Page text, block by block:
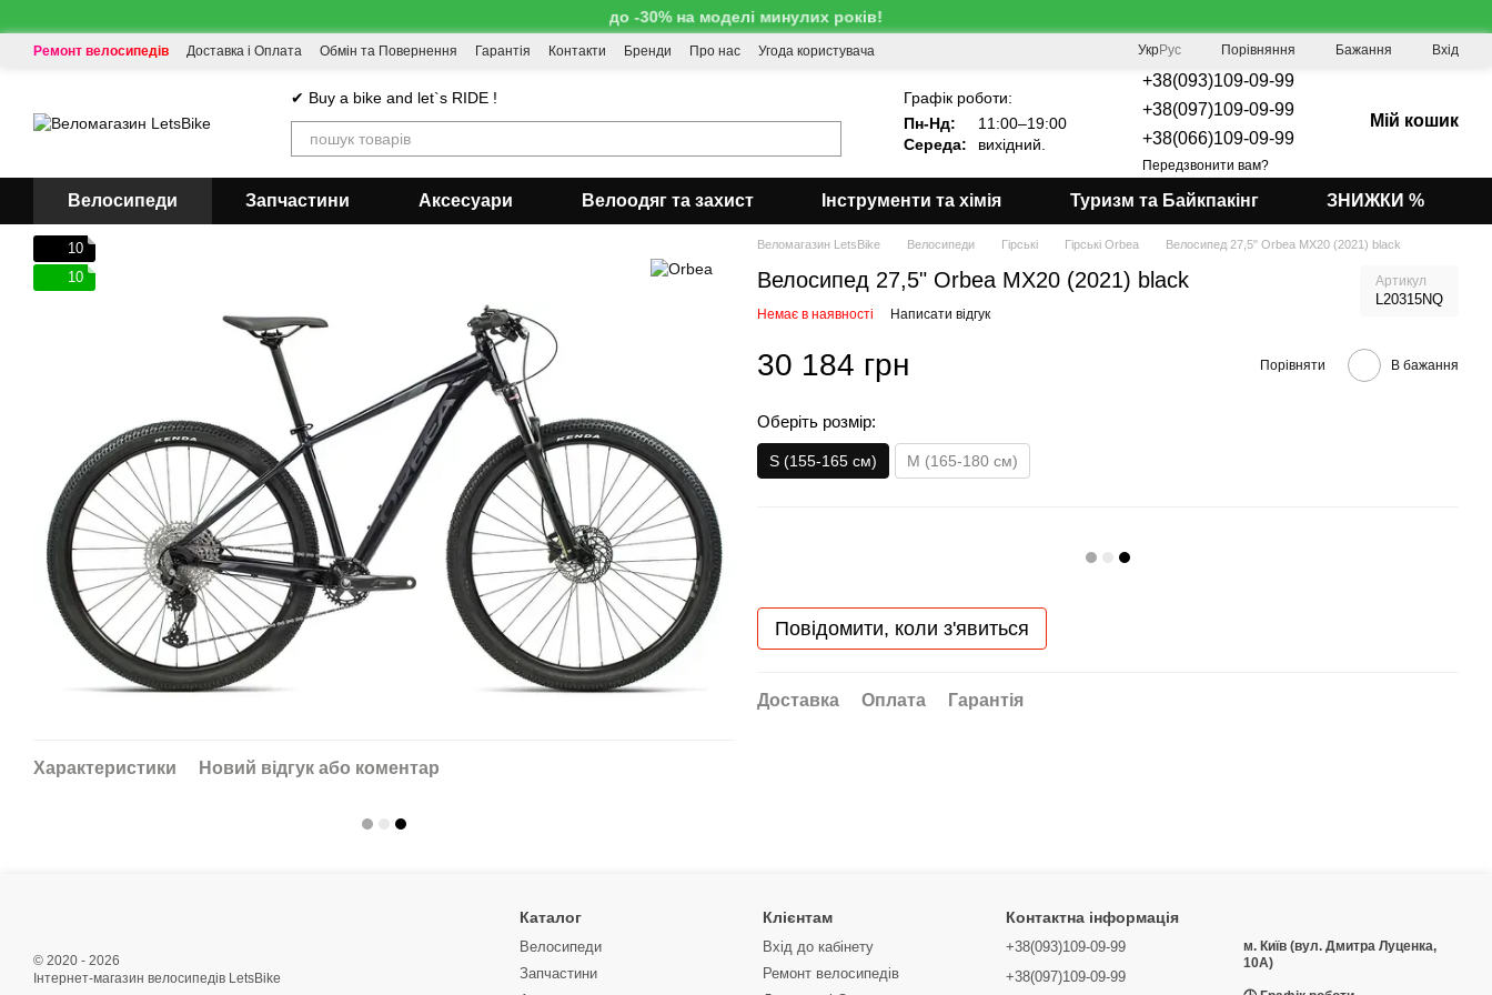
до -30% на моделі минулих років!
Ремонт велосипедів Доставка і Оплата Обмін та Повернення Гарантія Контакти Бренди Про нас Угода користувача УкрРус Порівняння Бажання Вхід
✔ Buy a bike and let`s RIDE !
Графік роботи:
Пн-Нд:
11:00–19:00
Середа:
вихідний.
+38(093)109-09-99
+38(097)109-09-99
+38(066)109-09-99
Передзвонити вам?
Мій кошик
Велосипеди Запчастини Аксесуари Велоодяг та захист Інструменти та хімія Туризм та Байкпакінг ЗНИЖКИ %
10
10
Характеристики Новий відгук або коментар
Веломагазин LetsBike Велосипеди Гірські Гірські Orbea Велосипед 27,5" Orbea MX20 (2021) black
Велосипед 27,5" Orbea MX20 (2021) black Артикул
L20315NQ
Немає в наявності Написати відгук
30 184 грн Порівняти В бажання
Оберіть розмір:
S (155-165 см) M (165-180 см)
Повідомити, коли з'явиться
Доставка Оплата Гарантія
© 2020 - 2026
Інтернет-магазин велосипедів LetsBike
Каталог
Велосипеди
Запчастини
Клієнтам
Вхід до кабінету
Ремонт велосипедів
Контактна інформація
+38(093)109-09-99
+38(097)109-09-99
м. Київ (вул. Дмитра Луценка,
10А)